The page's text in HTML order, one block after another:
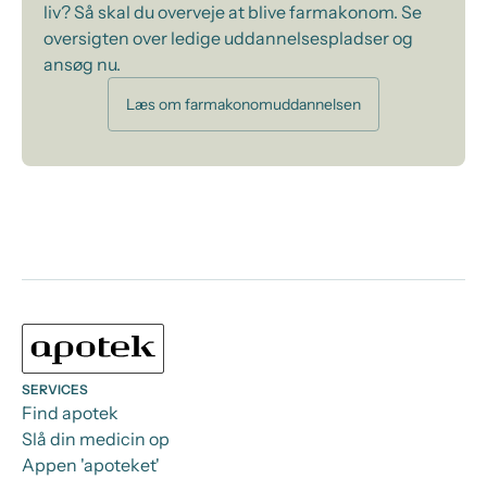
liv? Så skal du overveje at blive farmakonom. Se
oversigten over ledige uddannelsespladser og
ansøg nu.
Læs om farmakonomuddannelsen
SERVICES
Find apotek
Slå din medicin op
Appen 'apoteket'